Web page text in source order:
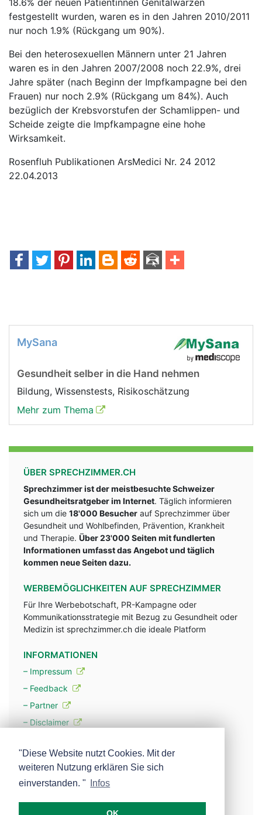
18.6% der neuen Patientinnen Genitalwarzen
festgestellt wurden, waren es in den Jahren 2010/2011
nur noch 1.9% (Rückgang um 90%).
Bei den heterosexuellen Männern unter 21 Jahren
waren es in den Jahren 2007/2008 noch 22.9%, drei
Jahre später (nach Beginn der Impfkampagne bei den
Frauen) nur noch 2.9% (Rückgang um 84%). Auch
bezüglich der Krebsvorstufen der Schamlippen- und
Scheide zeigte die Impfkampagne eine hohe
Wirksamkeit.
Rosenfluh Publikationen ArsMedici Nr. 24 2012
22.04.2013
MySana
Gesundheit selber in die Hand nehmen
Bildung, Wissenstests, Risikoschätzung
Mehr zum Thema
ÜBER SPRECHZIMMER.CH
Sprechzimmer ist der meistbesuchte Schweizer
Gesundheitsratgeber im Internet. Täglich informieren
sich um die 18'000 Besucher auf Sprechzimmer über
Gesundheit und Wohlbefinden, Prävention, Krankheit
und Therapie. Über 23'000 Seiten mit fundlerten
Informationen umfasst das Angebot und täglich
kommen neue Seiten dazu.
WERBEMÖGLICHKEITEN AUF SPRECHZIMMER
Für Ihre Werbebotschaft, PR-Kampagne oder
Kommunikationsstrategie mit Bezug zu Gesundheit oder
Medizin ist sprechzimmer.ch die ideale Platform
INFORMATIONEN
– Impressum
– Feedback
– Partner
– Disclaimer
– Werbung
– Mehr über unsere Experten
"Diese Website nutzt Cookies. Mit der
weiteren Nutzung erklären Sie sich
einverstanden. "
Infos